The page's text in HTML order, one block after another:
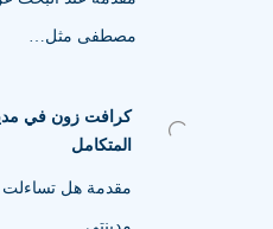
مصطفى مثل…
كرافت زون في
المتكامل
مقدمة هل تساءلت
مدينتي…